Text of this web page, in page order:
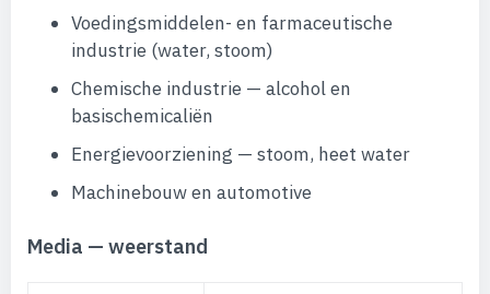
Voedingsmiddelen- en farmaceutische
industrie (water, stoom)
Chemische industrie — alcohol en
basischemicaliën
Energievoorziening — stoom, heet water
Machinebouw en automotive
Media — weerstand